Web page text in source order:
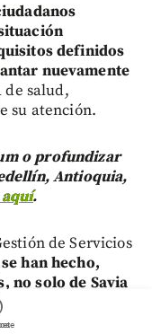
definidos
nuevamente
de salud,
su atención.
o profundizar
Antioquia,
.
de Servicios
han hecho,
no solo de Savia